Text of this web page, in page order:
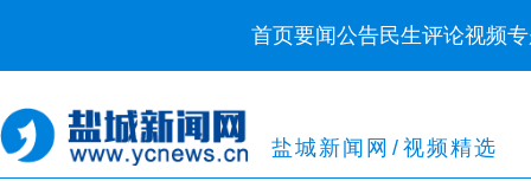
首页要闻公告民生评论视频
盐城新闻网 / 视频精选